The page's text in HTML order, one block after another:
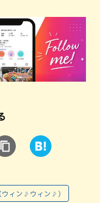
ウィン♪ウィン♪）